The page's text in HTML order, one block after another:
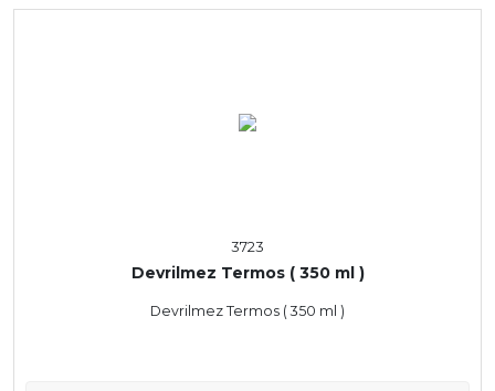
3723
Devrilmez Termos ( 350 ml )
Devrilmez Termos ( 350 ml )